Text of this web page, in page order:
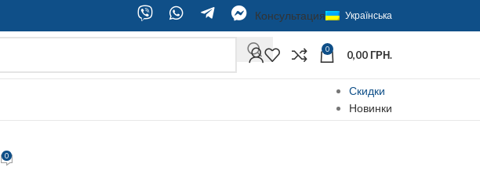
Консультация Українська
0 0,00ГРН.
Скидки
Новинки
0